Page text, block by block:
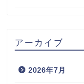
アーカイブ
2026年7月